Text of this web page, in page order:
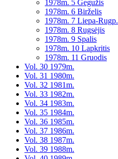
1978m. 5 Gegužis
1978m. 6 Birželis
1978m. 7 Liepa-Rugp.
1978m. 8 Rugsėjis
1978m. 9 Spalis
1978m. 10 Lapkritis
1978m. 11 Gruodis
Vol. 30 1979m.
Vol. 31 1980m.
Vol. 32 1981m.
Vol. 33 1982m.
Vol. 34 1983m.
Vol. 35 1984m.
Vol. 36 1985m.
Vol. 37 1986m.
Vol. 38 1987m.
Vol. 39 1988m.